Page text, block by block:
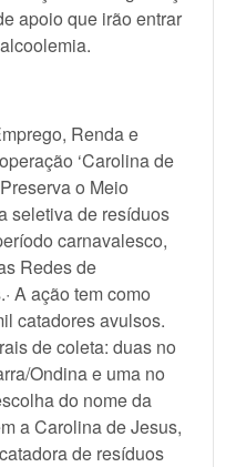
apoio que irão entrar
Renda e
‘Carolina de
o Meio
seletiva de resíduos
carnavalesco,
Redes de
A ação tem como
catadores avulsos.
de coleta: duas no
Ondina e uma no
do nome da
a Carolina de Jesus,
de resíduos